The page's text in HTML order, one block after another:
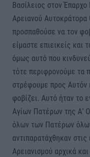
Βασίλειος στον
Αρειανού
προσπαθούσε να τον
είμαστε επιεικείς και
όμως αυτό που
τότε περιφρονούμε τα
στρέφουμε προς Αυτόν
φοβίζει. Αυτό ήταν το
Αγίων Πατέρων της Α’
όλων των Πατέρων
αντιπαρατάχθηκαν
Αρειανισμού αρχικά